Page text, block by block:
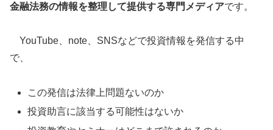
金融法務の情報を整理して提供する専門メディアです。
YouTube、note、SNSなどで投資情報を発信する中
で、
この発信は法律上問題ないのか
投資助言に該当する可能性はないか